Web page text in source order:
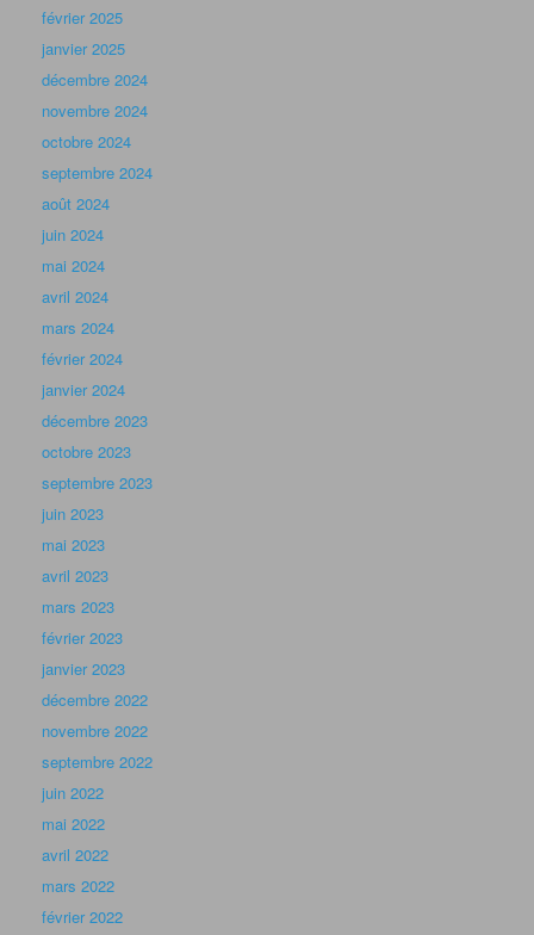
février 2025
janvier 2025
décembre 2024
novembre 2024
octobre 2024
septembre 2024
août 2024
juin 2024
mai 2024
avril 2024
mars 2024
février 2024
janvier 2024
décembre 2023
octobre 2023
septembre 2023
juin 2023
mai 2023
avril 2023
mars 2023
février 2023
janvier 2023
décembre 2022
novembre 2022
septembre 2022
juin 2022
mai 2022
avril 2022
mars 2022
février 2022